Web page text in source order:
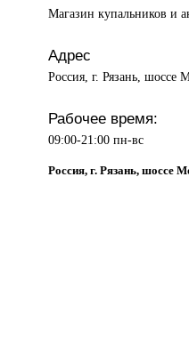
Магазин купальникови
Адрес
Россия, г. Рязань, шоссе
Рабочее время:
09:00-21:00 пн-вс
Россия, г. Рязань, шоссе